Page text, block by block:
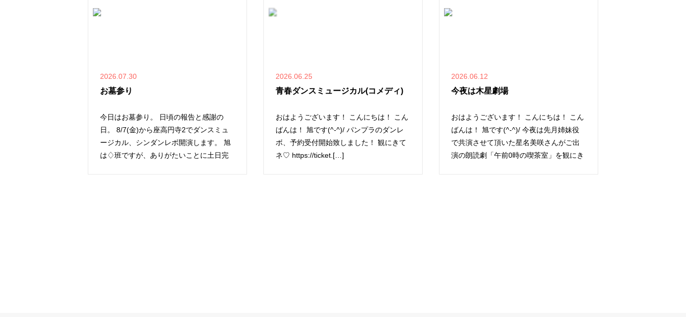
2026.07.30
お墓参り
今日はお墓参り。 日頃の報告と感謝の
日。 8/7(金)から座高円寺2でダンスミュ
ージカル、シンダンレボ開演します。 旭
は♢班ですが、ありがたいことに土日完
2026.06.25
青春ダンスミュージカル(コメディ)
おはようございます！ こんにちは！ こん
ばんは！ 旭です(^-^)/ パンプラのダンレ
ボ、予約受付開始致しました！ 観にきて
ネ♡ https://ticket.[…]
2026.06.12
今夜は木星劇場
おはようございます！ こんにちは！ こん
ばんは！ 旭です(^-^)/ 今夜は先月姉妹役
で共演させて頂いた星名美咲さんがご出
演の朗読劇「午前0時の喫茶室」を観にき